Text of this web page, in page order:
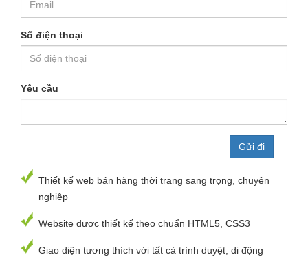
Số điện thoại
Yêu cầu
Thiết kế web bán hàng thời trang sang trọng, chuyên
nghiệp
Website được thiết kế theo chuẩn HTML5, CSS3
Giao diện tương thích với tất cả trình duyệt, di động